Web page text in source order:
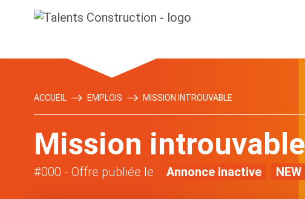
ACCUEIL EMPLOIS MISSION INTROUVABLE
Mission introuvable
#000 - Offre publiée le Annonce inactive NEW